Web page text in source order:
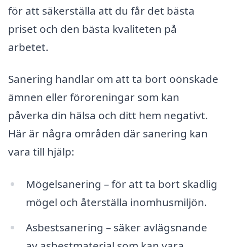
för att säkerställa att du får det bästa
priset och den bästa kvaliteten på
arbetet.
Sanering handlar om att ta bort oönskade
ämnen eller föroreningar som kan
påverka din hälsa och ditt hem negativt.
Här är några områden där sanering kan
vara till hjälp:
Mögelsanering – för att ta bort skadlig
mögel och återställa inomhusmiljön.
Asbestsanering – säker avlägsnande